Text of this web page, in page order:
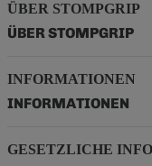
ÜBER STOMPGRIP
ÜBER STOMPGRIP
INFORMATIONEN
INFORMATIONEN
GESETZLICHE